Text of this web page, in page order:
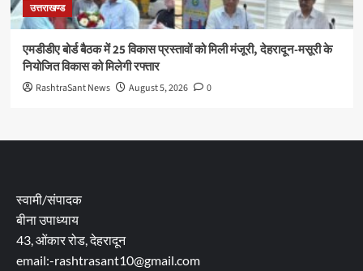
उत्तराखण्ड
एमडीडीए बोर्ड बैठक में 25 विकास प्रस्तावों को मिली मंजूरी, देहरादून-मसूरी के
नियोजित विकास को मिलेगी रफ्तार
RashtraSant News August 5, 2026 0
स्वामी/संपादक
बीना उपाध्याय
43, ओंकार रोड, देहरादून
email:-rashtrasant10@gmail.com